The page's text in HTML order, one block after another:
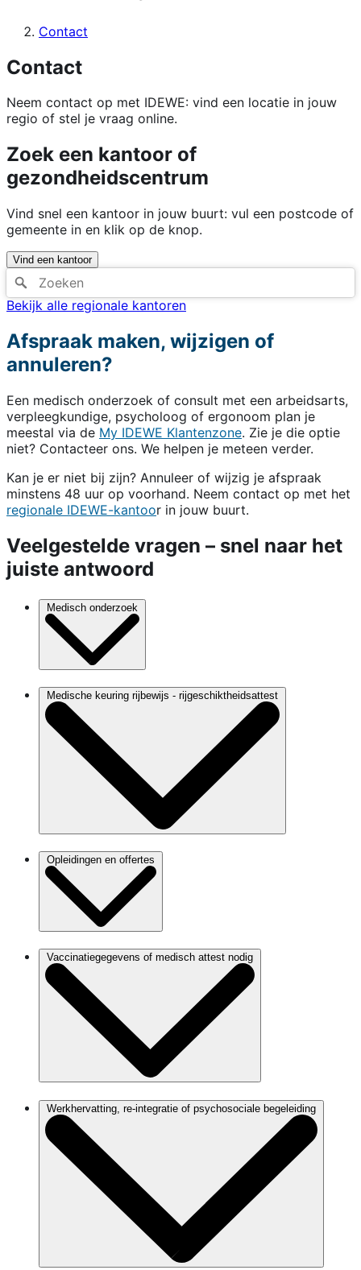
Contact
Contact
Neem contact op met IDEWE: vind een locatie in jouw
regio of stel je vraag online.
Zoek een kantoor of
gezondheidscentrum
Vind snel een kantoor in jouw buurt: vul een postcode of
gemeente in en klik op de knop.
Vind een kantoor
Bekijk alle regionale kantoren
Afspraak maken, wijzigen of
annuleren?
Een medisch onderzoek of consult met een arbeidsarts,
verpleegkundige, psycholoog of ergonoom plan je
meestal via de My IDEWE Klantenzone. Zie je die optie
niet? Contacteer ons. We helpen je meteen verder.
Kan je er niet bij zijn? Annuleer of wijzig je afspraak
minstens 48 uur op voorhand. Neem contact op met het
regionale IDEWE-kantoor in jouw buurt.
Veelgestelde vragen – snel naar het
juiste antwoord
Medisch onderzoek
Medische keuring rijbewijs - rijgeschiktheidsattest
Opleidingen en offertes
Vaccinatiegegevens of medisch attest nodig
Werkhervatting, re-integratie of psychosociale begeleiding